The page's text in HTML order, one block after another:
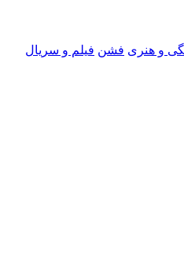
و هنری فشن فیلم و سریال